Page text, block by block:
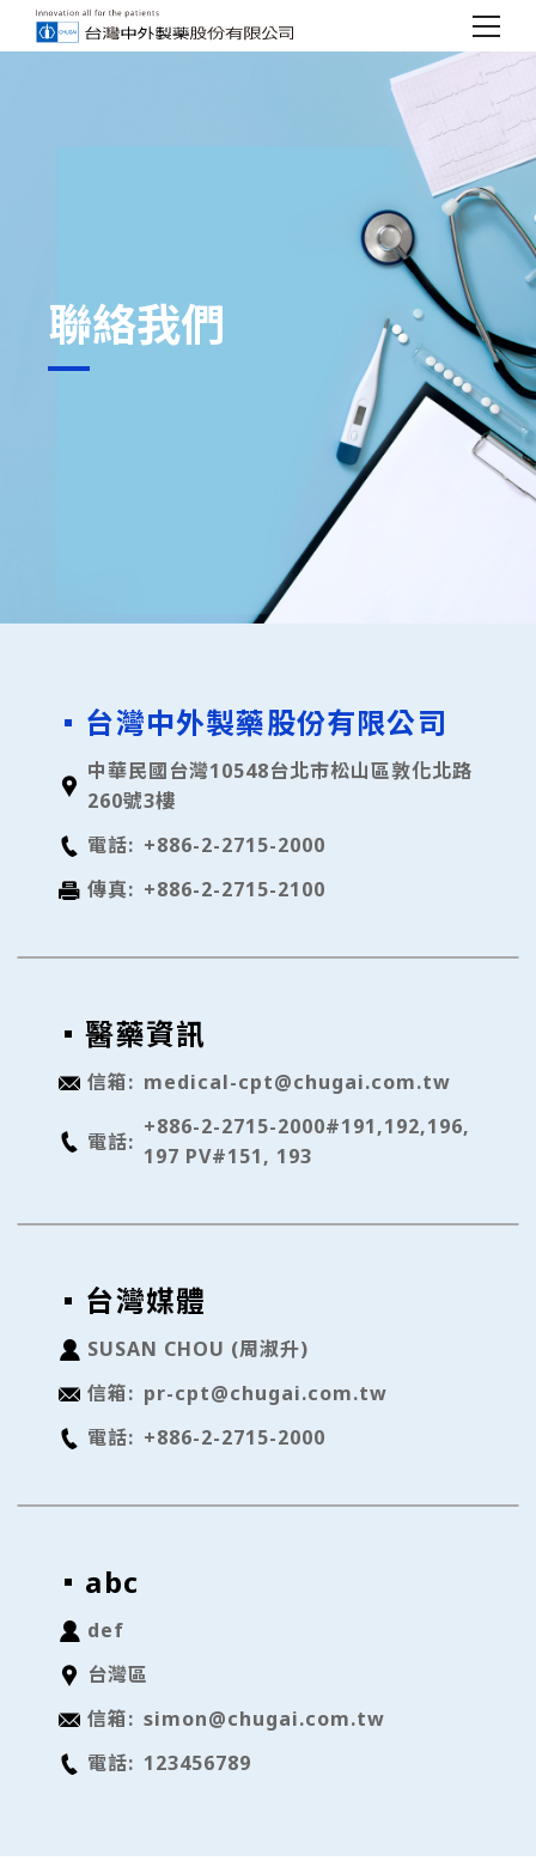
u
免責條款
站；您所選擇的連結網站資訊內容（此網站內的連結、
傳送的資訊不負任何法律責任。
此連結僅供提供您的方便使用，任一連結皆不代表台灣
中外製藥股份有限公司支持或贊成其網站內容。
開啟連結
聯絡我們
台灣中外製藥股份有限公司
中華民國台灣10548台北市松山區敦化北路
260號3樓
電話: +886-2-2715-2000
傳真: +886-2-2715-2100
醫藥資訊
信箱: medical-cpt@chugai.com.tw
電話:
+886-2-2715-2000#191,192,196,
197 PV#151, 193
台灣媒體
SUSAN CHOU (周淑升)
信箱: pr-cpt@chugai.com.tw
電話: +886-2-2715-2000
abc
def
台灣區
信箱: simon@chugai.com.tw
電話: 123456789